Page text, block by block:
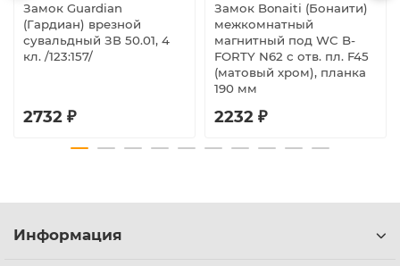
Замок Guardian
(Гардиан) врезной
сувальдный ЗВ 50.01, 4
кл. /123:157/
2732 ₽
Замок Bonaiti (Бонаити)
межкомнатный
магнитный под WC B-
FORTY N62 с отв. пл. F45
(матовый хром), планка
190 мм
2232 ₽
Информация